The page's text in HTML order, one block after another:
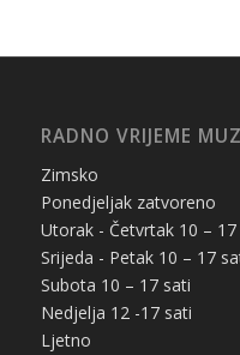
RADNO VRIJEME
Zimsko
Ponedjeljak zatvoreno
Utorak - Četvrtak 10 – 17
Srijeda - Petak 10 – 17
Subota 10 – 17 sati
Nedjelja 12 -17 sati
Ljetno